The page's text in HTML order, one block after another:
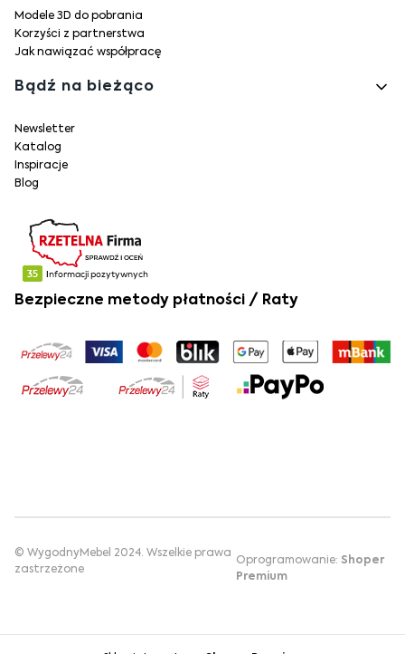
Modele 3D do pobrania
Korzyści z partnerstwa
Jak nawiązać współpracę
Bądź na bieżąco
Newsletter
Katalog
Inspiracje
Blog
Bezpieczne metody płatności / Raty
© WygodnyMebel 2024. Wszelkie prawa
zastrzeżone
Oprogramowanie: Shoper
Premium